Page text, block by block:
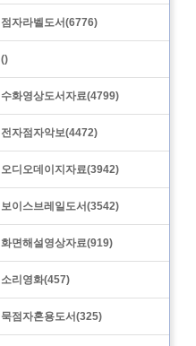
점자라벨도서(6776)
()
수화영상도서자료(4799)
전자점자악보(4472)
오디오데이지자료(3942)
보이스브레일도서(3542)
화면해설영상자료(919)
소리영화(457)
묵점자혼용도서(325)